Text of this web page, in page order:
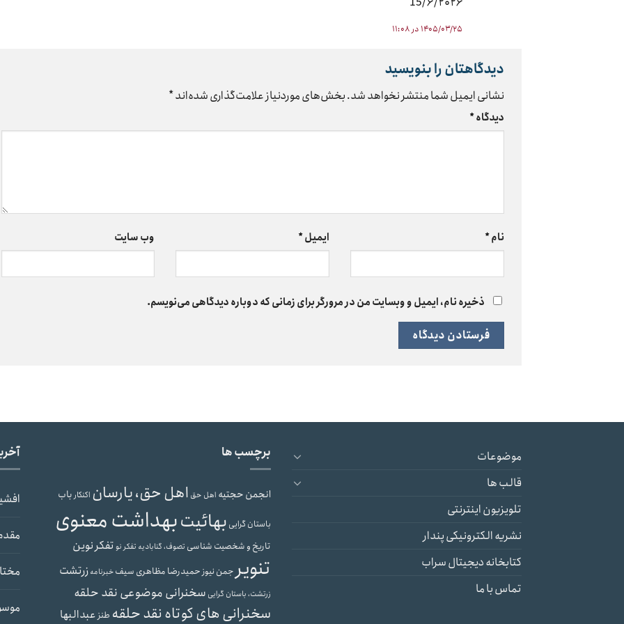
۱۴۰۵/۰۳/۲۵ در ۱۱:۰۸
دیدگاهتان را بنویسید
نشانی ایمیل شما منتشر نخواهد شد.بخش‌های موردنیاز علامت‌گذاری شده‌اند*
دیدگاه*
نام* ایمیل* وب‌ سایت
ذخیره نام، ایمیل و وبسایت من در مرورگر برای زمانی که دوباره دیدگاهی می‌نویسم.
موضوعات
قالب ها
تلویزیون اینترنتی
نشریه الکترونیکی پندار
کتابخانه دیجیتال سراب
تماس با ما
برچسب ها
انجمن حجتیه اهل حق اهل حق، یارسان اکنکارباب
باستان گرایی بهائیتبهداشت معنوی
تاریخ و شخصیت شناسی تصوف، گنابادیه تفکر نوتفکر نوین
تنویر جمن نیوزحمیدرضا مظاهری سیفخبرنامهزرتشت
زرتشت، باستان گرایی سخنرانی موضوعی نقد حلقه
سخنرانی های کوتاه نقد حلقه طنزعبدالبها